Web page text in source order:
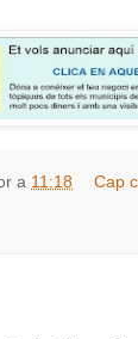
a 11:18 Cap